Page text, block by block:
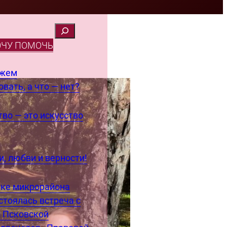
ПОМОЧЬ
а что — нет?
— это искусство
любви и верности!
микрорайона
встреча с